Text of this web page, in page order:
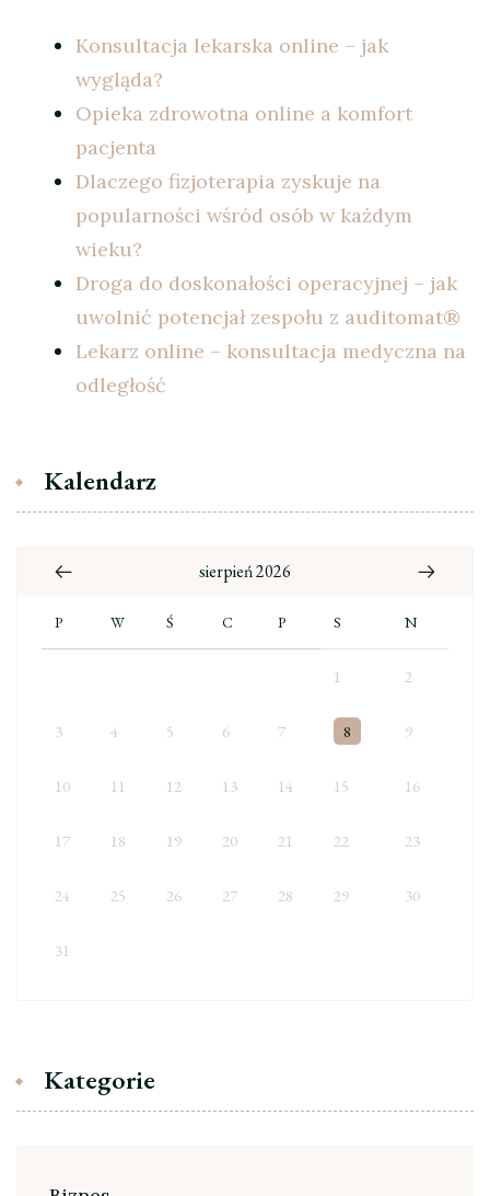
Konsultacja lekarska online – jak
wygląda?
Opieka zdrowotna online a komfort
pacjenta
Dlaczego fizjoterapia zyskuje na
popularności wśród osób w każdym
wieku?
Droga do doskonałości operacyjnej – jak
uwolnić potencjał zespołu z auditomat®
Lekarz online – konsultacja medyczna na
odległość
Kalendarz
sierpień 2026
P W Ś C P S N
1 2
3 4 5 6 7 8 9
10 11 12 13 14 15 16
17 18 19 20 21 22 23
24 25 26 27 28 29 30
31
Kategorie